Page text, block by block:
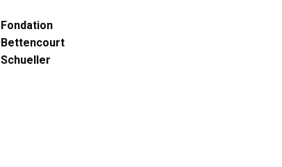
Fondation
Bettencourt
Schueller